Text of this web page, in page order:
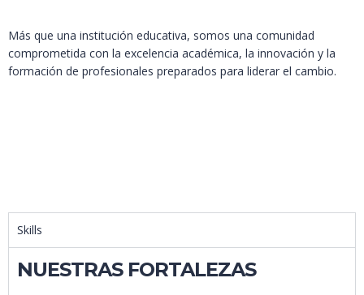
Más que una institución educativa, somos una comunidad
comprometida con la excelencia académica, la innovación y la
formación de profesionales preparados para liderar el cambio.
Skills
NUESTRAS FORTALEZAS